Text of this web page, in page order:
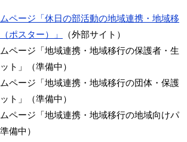
ページ「休日の部活動の地域連携・地域移
ポスター）」
（外部サイト）
ページ「地域連携・地域移行の保護者・生
ト」（準備中）
ページ「地域連携・地域移行の団体・保護
ト」（準備中）
ページ「地域連携・地域移行の地域向けパ
備中）